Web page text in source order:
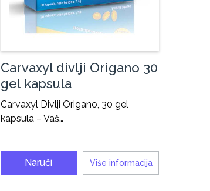
Carvaxyl divlji Origano 30
gel kapsula
Carvaxyl Divlji Origano, 30 gel
kapsula – Vaš…
Naruči Više informacija